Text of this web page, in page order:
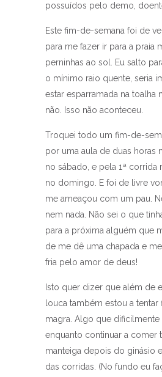
possuídos pelo demo,
Este fim-de-semana foi de
para me fazer ir para a praia
perninhas ao sol. Eu salto
o mínimo raio quente, seria
estar esparramada na toalha
não. Isso não aconteceu.
Troquei todo um fim-de-
por uma aula de duas horas
no sábado, e pela 1ª corrida
no domingo. E foi de livre
me ameaçou com um pau.
nem nada. Não sei o que
para a próxima alguém que
de me dê uma chapada e
fria pelo amor de deus!
Isto quer dizer que além de
louca também estou a tentar
magra. Algo que dificilmente
enquanto continuar a comer
manteiga depois do ginásio
das corridas. (No fundo eu